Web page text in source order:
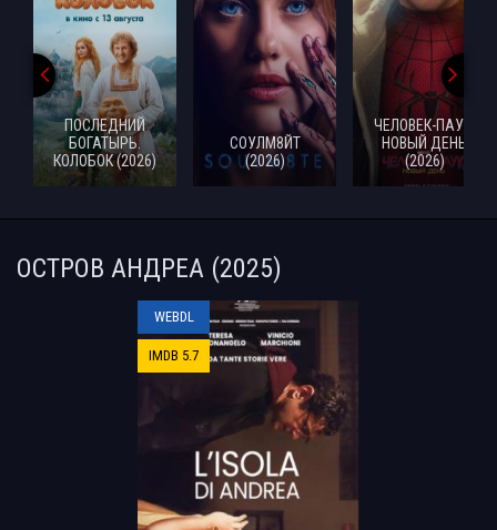
ПОСЛЕДНИЙ
БОГАТЫРЬ.
КОЛОБОК (2026)
СОУЛМ8ЙТ
(2026)
ЧЕЛОВЕК-ПАУК:
НОВЫЙ ДЕНЬ
(2026)
ОСТРОВ АНДРЕА (2025)
WEBDL
IMDB 5.7